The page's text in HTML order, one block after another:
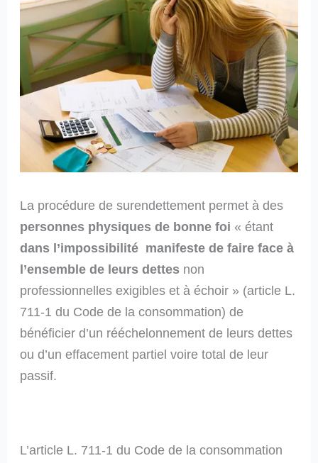
La procédure de surendettement permet à des
personnes physiques de bonne foi« étant
dans l’impossibilité manifeste de faire face à
l’ensemble de leurs dettes non
professionnelles exigibles et à échoir » (article L.
711-1 du Code de la consommation) de
bénéficier d’un rééchelonnement de leurs dettes
ou d’un effacement partiel voire total de leur
passif.
L’article L. 711-1 du Code de la consommation